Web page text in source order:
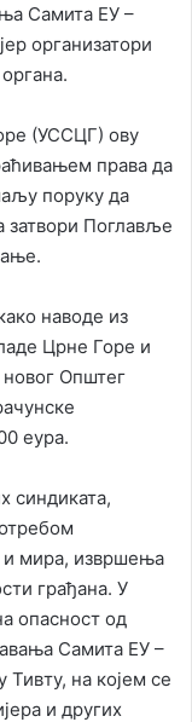
Самита ЕУ –
организатори
(УССЦГ) ову
права да
поруку да
затвори Поглавље
наводе из
Црне Горе и
Општег
еура.
синдиката,
и мира, извршења
грађана. У
опасност од
Самита ЕУ –
Тивту, на којем се
и других